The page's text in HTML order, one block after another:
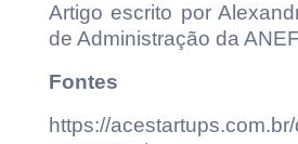
Artigo escrito por
de Administração da
Fontes
https://